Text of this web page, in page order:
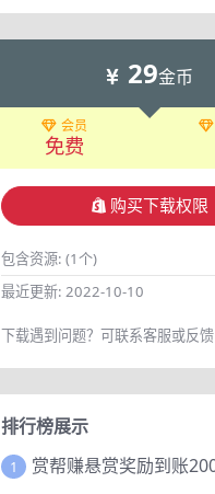
29金币
会员
免费
购买下载权限
包含资源: (1个)
最近更新: 2022-10-10
下载遇到问题？可联系客服或反馈
排行榜展示
1